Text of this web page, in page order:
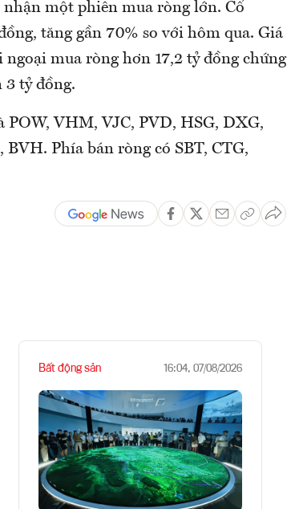
một phiên mua ròng lớn. Cổ
tăng gần 70% so với hôm qua. Giá
mua ròng hơn 17,2 tỷ đồng chứng
3 tỷ đồng.
POW, VHM, VJC, PVD, HSG, DXG,
Phía bán ròng có SBT, CTG,
Bất động sản 16:04, 07/08/2026